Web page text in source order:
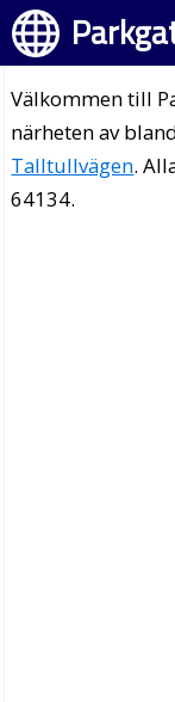
Välkommen till
närheten av
Talltullvägen.
64134.